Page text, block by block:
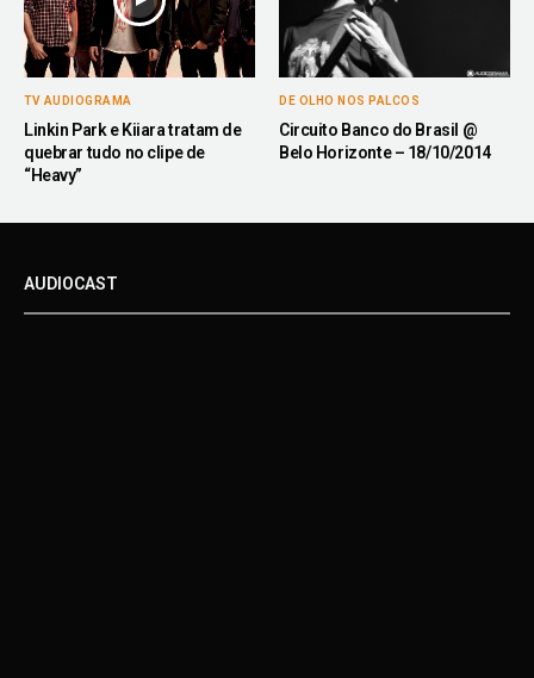
TV AUDIOGRAMA
Linkin Park e Kiiara tratam de
quebrar tudo no clipe de
“Heavy”
DE OLHO NOS PALCOS
Circuito Banco do Brasil @
Belo Horizonte – 18/10/2014
AUDIOCAST